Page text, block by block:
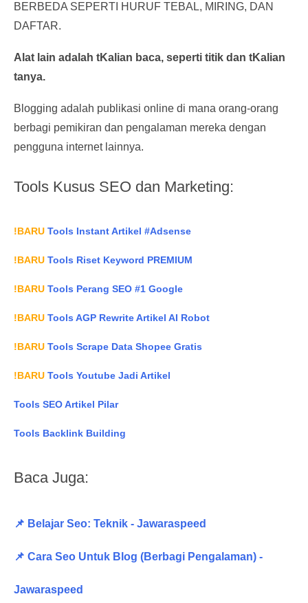
BERBEDA SEPERTI HURUF TEBAL, MIRING, DAN
DAFTAR.
Alat lain adalah tKalian baca, seperti titik dan tKalian
tanya.
Blogging adalah publikasi online di mana orang-orang
berbagi pemikiran dan pengalaman mereka dengan
pengguna internet lainnya.
Tools Kusus SEO dan Marketing:
!BARU Tools Instant Artikel #Adsense
!BARU Tools Riset Keyword PREMIUM
!BARU Tools Perang SEO #1 Google
!BARU Tools AGP Rewrite Artikel AI Robot
!BARU Tools Scrape Data Shopee Gratis
!BARU Tools Youtube Jadi Artikel
Tools SEO Artikel Pilar
Tools Backlink Building
Baca Juga:
📌 Belajar Seo: Teknik - Jawaraspeed
📌 Cara Seo Untuk Blog (Berbagi Pengalaman) -
Jawaraspeed